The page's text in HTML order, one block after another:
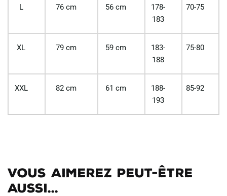
L 76 cm 56 cm
178-
183
70-75
XL 79 cm 59 cm
183-
188
75-80
XXL 82 cm 61 cm
188-
193
85-92
Vous aimerez peut-être
aussi...